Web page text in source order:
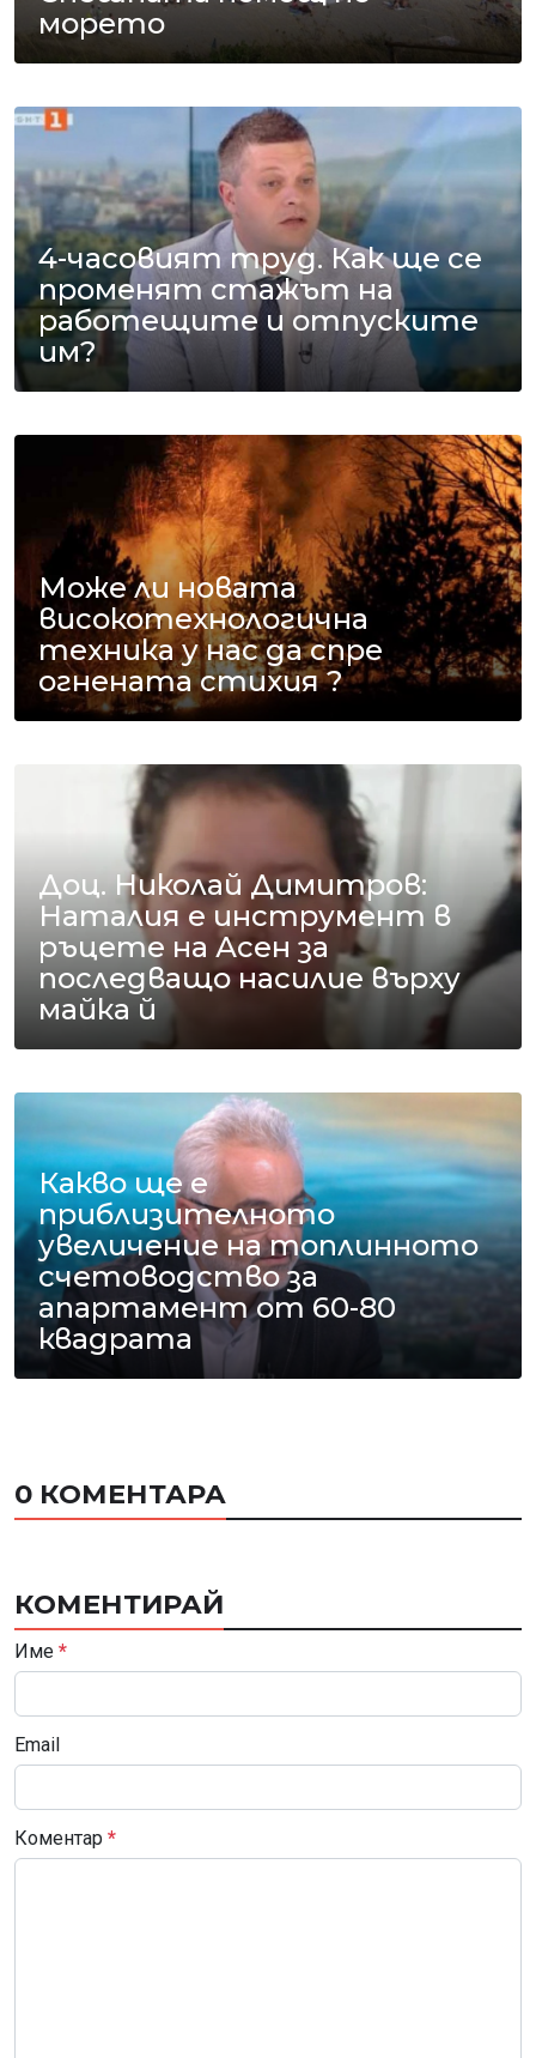
морето
4-часовият труд. Как ще се
променят стажът на
работещите и отпуските
им?
Може ли новата
високотехнологична
техника у нас да спре
огнената стихия ?
Доц. Николай Димитров:
Наталия е инструмент в
ръцете на Асен за
последващо насилие върху
майка й
Какво ще е
приблизителното
увеличение на топлинното
счетоводство за
апартамент от 60-80
квадрата
0 КОМЕНТАРА
КОМЕНТИРАЙ
Име *
Email
Коментар *